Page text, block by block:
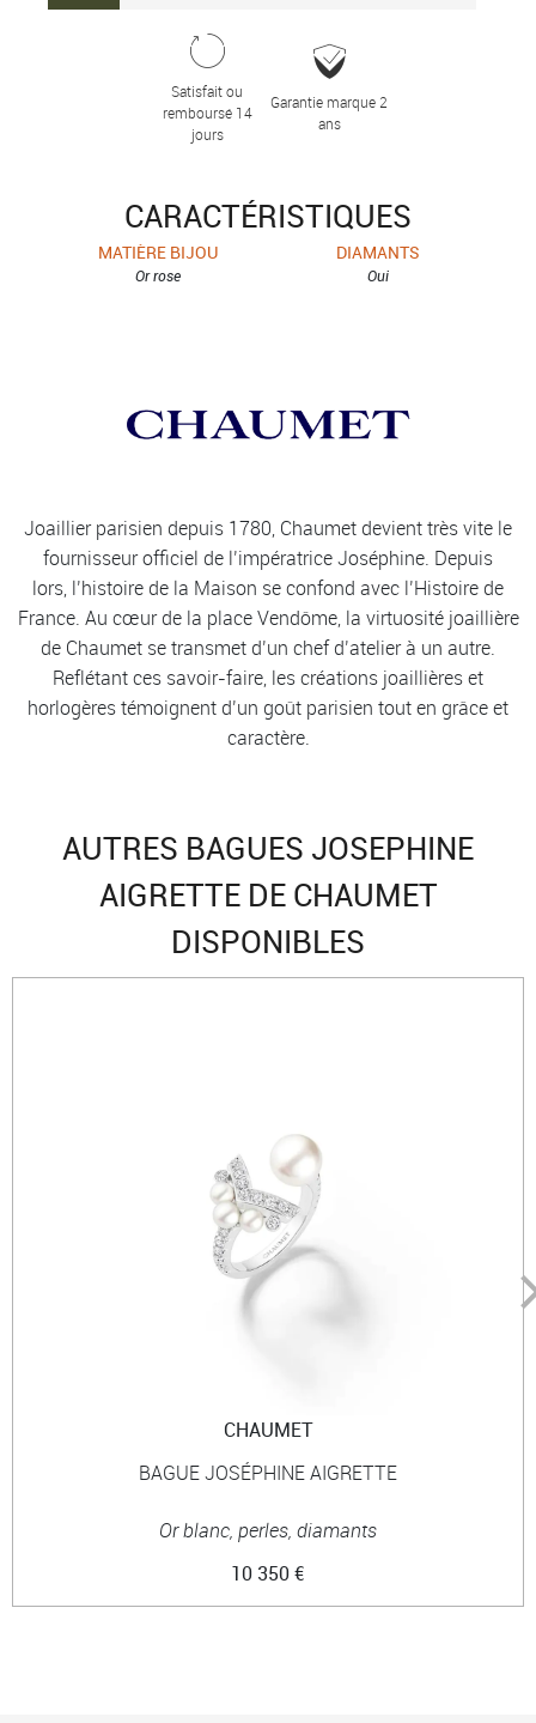
Satisfait ou
remboursé 14
jours
Garantie marque 2
ans
CARACTÉRISTIQUES
MATIÈRE BIJOU
Or rose
DIAMANTS
Oui
Joaillier parisien depuis 1780, Chaumet devient très vite le
fournisseur officiel de l’impératrice Joséphine. Depuis
lors, l’histoire de la Maison se confond avec l’Histoire de
France. Au cœur de la place Vendôme, la virtuosité joaillière
de Chaumet se transmet d’un chef d’atelier à un autre.
Reflétant ces savoir-faire, les créations joaillières et
horlogères témoignent d’un goût parisien tout en grâce et
caractère.
AUTRES BAGUES JOSEPHINE
AIGRETTE DE CHAUMET
DISPONIBLES
CHAUMET
BAGUE JOSÉPHINE AIGRETTE
Or blanc, perles, diamants
10 350 €